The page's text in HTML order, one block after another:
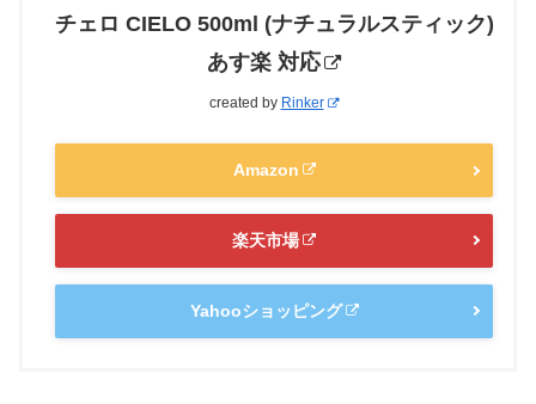
チェロ CIELO 500ml (ナチュラルスティック)
あす楽 対応
created by Rinker
Amazon
楽天市場
Yahooショッピング